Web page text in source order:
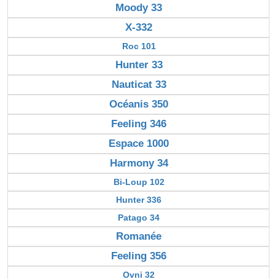
Moody 33
X-332
Roc 101
Hunter 33
Nauticat 33
Océanis 350
Feeling 346
Espace 1000
Harmony 34
Bi-Loup 102
Hunter 336
Patago 34
Romanée
Feeling 356
Ovni 32